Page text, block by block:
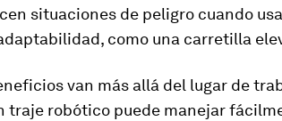
situaciones de peligro cuando
como una carretilla
van más allá del lugar de
traje robótico puede manejar